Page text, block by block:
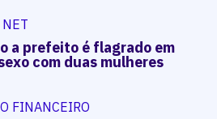
a prefeito é flagrado em
com duas mulheres
FINANCEIRO